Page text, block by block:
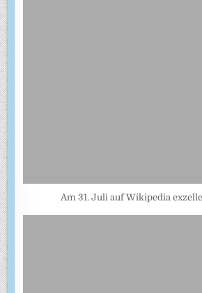
Am 31. Juli auf Wikipedia